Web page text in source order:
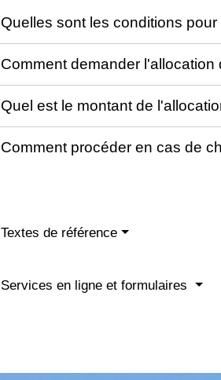
Quelles sont les conditions
Comment demander l'allocation
Quel est le montant de
Comment procéder en cas de
Textes de référence
Services en ligne et formulaires